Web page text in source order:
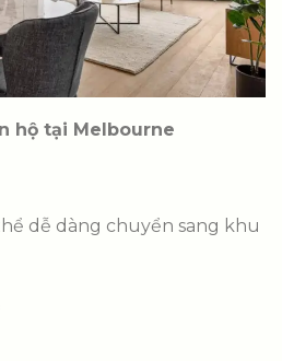
hộ tại Melbourne
dễ dàng chuyển sang khu